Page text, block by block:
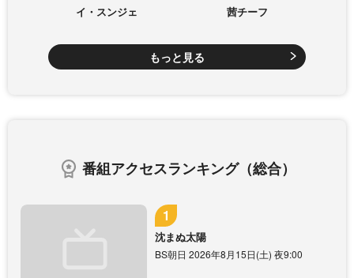
イ・スンジェ 茜チーフ
もっと見る
番組アクセスランキング（総合）
沈まぬ太陽
BS朝日 2026年8月15日(土) 夜9:00